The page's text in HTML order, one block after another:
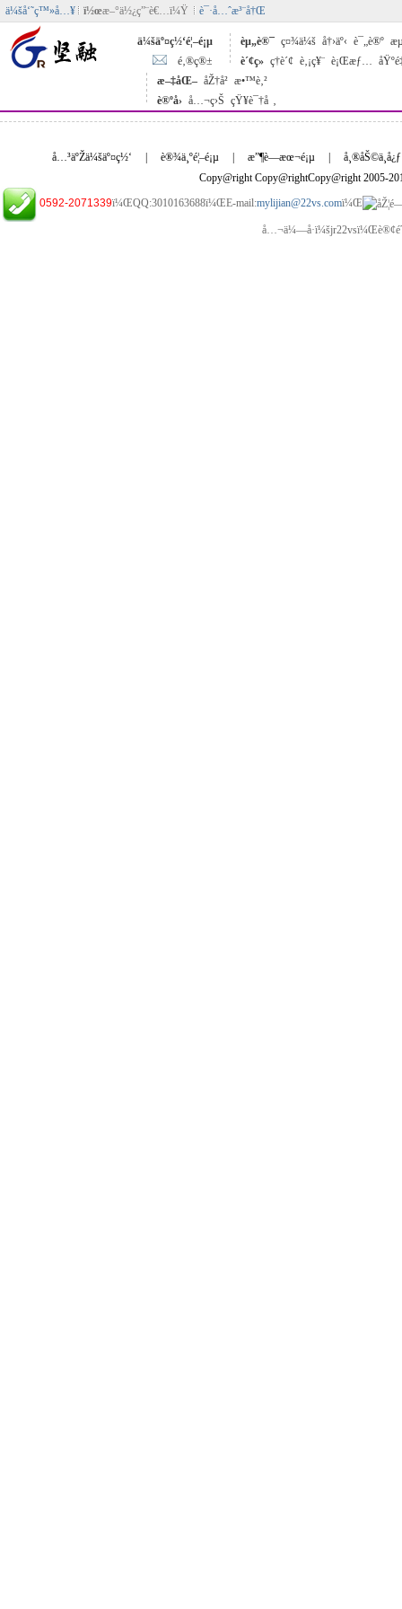
ä¼šå‘˜ç™»å…¥ ï½œæ–°ä½¿ç”¨è€…ï¼Ÿ è¯·å…ˆæ³¨å†Œ
ä¼šäº¤ç½‘é¦–é¡µ
é‚®ç®±
èµ„è®¯ ç¤¾ä¼š å†›äº‹ è¯„è®º
è´¢ç» ç†è´¢ è‚¡ç¥¨ è¡Œæƒ…
æ–‡åŒ– åŽ†å² æ•™è‚²
è®ºå› å…¬ç›Š çŸ¥è¯†å ‚
å…³äºŽä¼šäº¤ç½‘ è®¾ä¸ºé¦–é¡µ æ”¶è—æœ¬é¡µ
å¸®åŠ©ä¸­å¿ƒ
Copy@right Copy@rightCopy@right 2005-
0592-2071339ï¼ŒQQ:3010163688ï¼ŒE-mail:mylijian@22vs.comï¼Œ